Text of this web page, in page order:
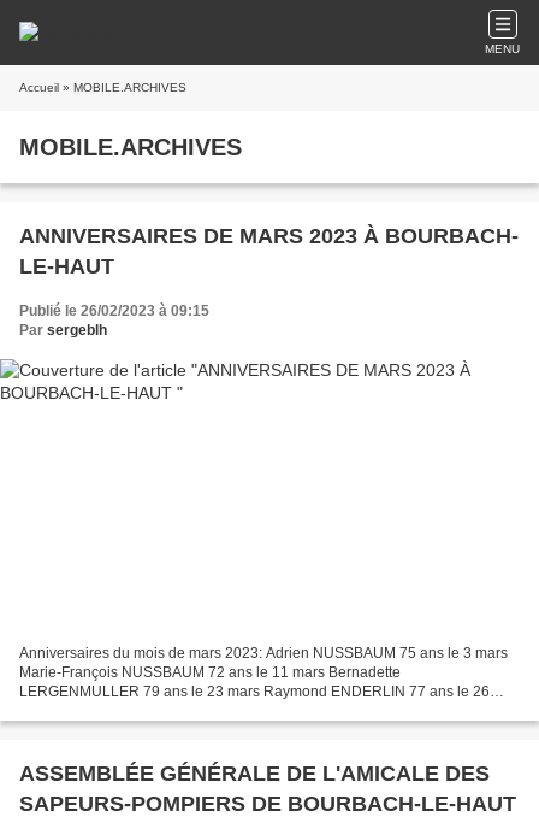
MENU
Accueil » MOBILE.ARCHIVES
MOBILE.ARCHIVES
ANNIVERSAIRES DE MARS 2023 À BOURBACH-
LE-HAUT
Publié le 26/02/2023 à 09:15
Par sergeblh
Anniversaires du mois de mars 2023: Adrien NUSSBAUM 75 ans le 3 mars
Marie-François NUSSBAUM 72 ans le 11 mars Bernadette
LERGENMULLER 79 ans le 23 mars Raymond ENDERLIN 77 ans le 26
ASSEMBLÉE GÉNÉRALE DE L'AMICALE DES
SAPEURS-POMPIERS DE BOURBACH-LE-HAUT